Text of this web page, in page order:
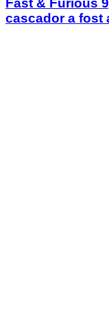
Fast & Furious
cascador a fost